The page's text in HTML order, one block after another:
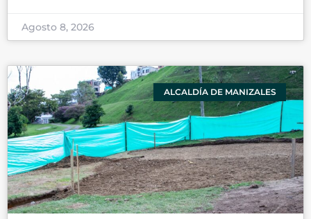
Agosto 8, 2026
ALCALDÍA DE MANIZALES